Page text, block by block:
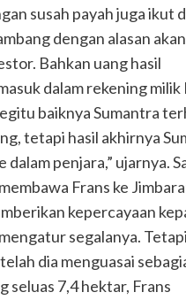
susah payah juga ikut
dengan alasan akan
Bahkan uang hasil
dalam rekening milik
baiknya Sumantra
tetapi hasil akhirnya
dalam penjara,” ujarnya.
Frans ke
kepercayaan
segalanya. Tetapi
dia menguasai
seluas 7,4 hektar, Frans